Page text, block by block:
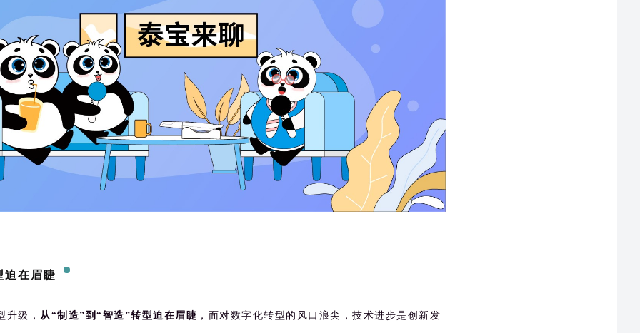
迫在眉睫
升级，从“制造”到“智造”转型迫在眉睫 ，面对数字化转型的风口浪尖，技术进步是创新发